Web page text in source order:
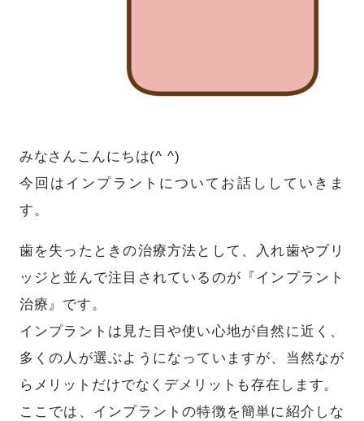
みなさんこんにちは(^ ^)
今回はインプラントについてお話ししていきま
す。
歯を失ったときの治療方法として、入れ歯やブリ
ッジと並んで注目されているのが『インプラント
治療』です。
インプラントは見た目や使い心地が自然に近く、
多くの人が選ぶようになっていますが、当然なが
らメリットだけでなくデメリットも存在します。
ここでは、インプラントの特徴を簡単に紹介しな